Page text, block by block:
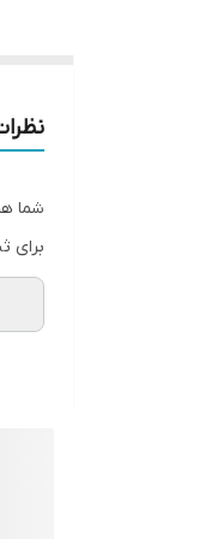
شما
برای